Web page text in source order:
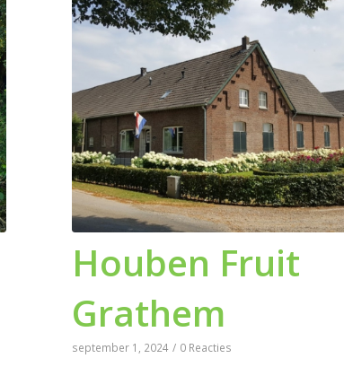
Houben Fruit
Grathem
september 1, 2024 / 0 Reacties